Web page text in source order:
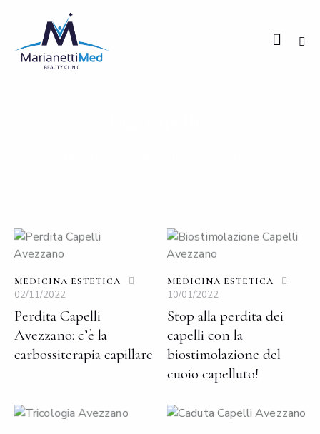
MEDICINA ESTETICA
02/11/2022
Perdita Capelli
Avezzano: c’è la
carbossiterapia capillare
MEDICINA ESTETICA
10/01/2022
Stop alla perdita dei
capelli con la
biostimolazione del
cuoio capelluto!